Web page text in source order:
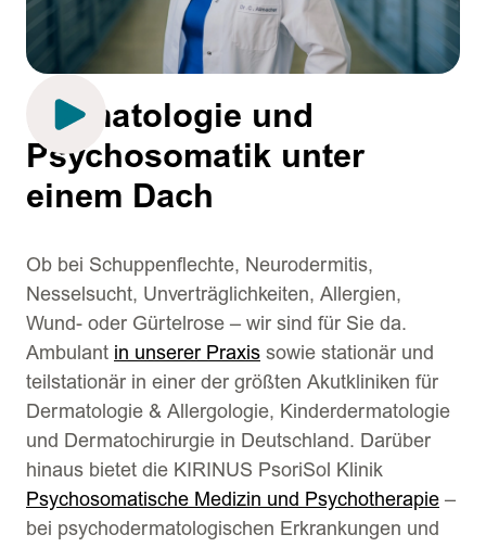
Dermatologie und
Psychosomatik unter
einem Dach
Ob bei Schuppenflechte, Neurodermitis,
Nesselsucht, Unverträglichkeiten, Allergien,
Wund- oder Gürtelrose – wir sind für Sie da.
Ambulant in unserer Praxis sowie stationär und
teilstationär in einer der größten Akutkliniken für
Dermatologie & Allergologie, Kinderdermatologie
und Dermatochirurgie in Deutschland. Darüber
hinaus bietet die KIRINUS PsoriSol Klinik
Psychosomatische Medizin und Psychotherapie –
bei psychodermatologischen Erkrankungen und